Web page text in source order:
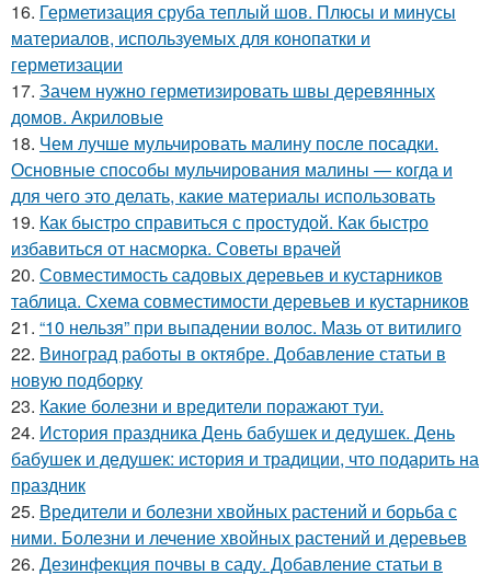
16. Герметизация сруба теплый шов. Плюсы и минусы
материалов, используемых для конопатки и
герметизации
17. Зачем нужно герметизировать швы деревянных
домов. Акриловые
18. Чем лучше мульчировать малину после посадки.
Основные способы мульчирования малины — когда и
для чего это делать, какие материалы использовать
19. Как быстро справиться с простудой. Как быстро
избавиться от насморка. Советы врачей
20. Совместимость садовых деревьев и кустарников
таблица. Схема совместимости деревьев и кустарников
21. “10 нельзя” при выпадении волос. Мазь от витилиго
22. Виноград работы в октябре. Добавление статьи в
новую подборку
23. Какие болезни и вредители поражают туи.
24. История праздника День бабушек и дедушек. День
бабушек и дедушек: история и традиции, что подарить на
праздник
25. Вредители и болезни хвойных растений и борьба с
ними. Болезни и лечение хвойных растений и деревьев
26. Дезинфекция почвы в саду. Добавление статьи в